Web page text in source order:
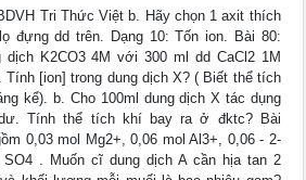
Tri Thức Việt b. Hãy chọn 1 axit thích
đựng dd trên. Dạng 10: Tốn ion. Bài 80:
dịch K2CO3 4M với 300 ml dd CaCl2 1M
[ion] trong dung dịch X? ( Biết thể tích
kể). b. Cho 100ml dung dịch X tác dụng
Tính thể tích khí bay ra ở đktc? Bài
0,03 mol Mg2+, 0,06 mol Al3+, 0,06 - 2-
. Muốn cĩ dung dịch A cần hịa tan 2